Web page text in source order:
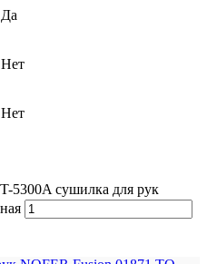
Да
Нет
Нет
5300A сушилка для рук